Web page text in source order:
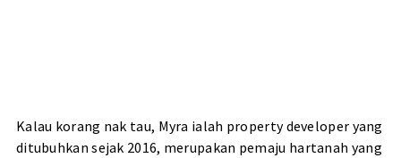
Kalau korang nak tau, Myra ialah property developer yang
ditubuhkan sejak 2016, merupakan pemaju hartanah yang